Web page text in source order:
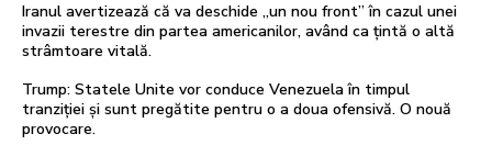
Iranul avertizează că va deschide „un nou front” în cazul unei
invazii terestre din partea americanilor, având ca țintă o altă
strâmtoare vitală.
Trump: Statele Unite vor conduce Venezuela în timpul
tranziției și sunt pregătite pentru o a doua ofensivă. O nouă
provocare.